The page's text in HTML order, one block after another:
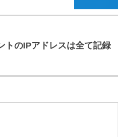
トのIPアドレスは全て記録